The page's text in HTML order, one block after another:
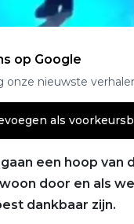
op Google
onze nieuwste
als
gaan een hoop van
door en als
dankbaar zijn.